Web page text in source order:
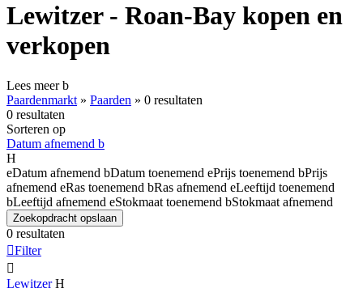
Lewitzer - Roan-Bay kopen en
verkopen
Lees meerb
Paardenmarkt » Paarden » 0 resultaten
0 resultaten
Sorteren op
Datum afnemend b
H
eDatum afnemend bDatum toenemend ePrijs toenemend bPrijs
afnemend eRas toenemend bRas afnemend eLeeftijd toenemend
bLeeftijd afnemend eStokmaat toenemend bStokmaat afnemend
Zoekopdracht opslaan
0 resultaten
Filter

Lewitzer H